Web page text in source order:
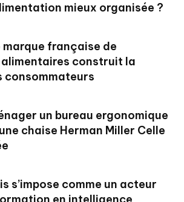
mieux organisée ?
marque française de
construit la
consommateurs
un bureau ergonomique
chaise Herman Miller Celle
s’impose comme un acteur